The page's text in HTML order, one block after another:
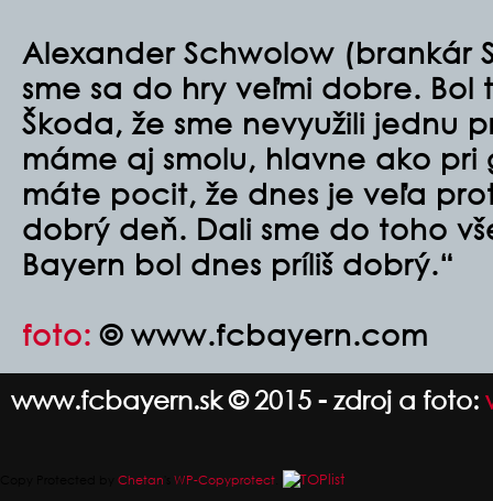
Alexander Schwolow (brankár
sme sa do hry veľmi dobre. Bol
Škoda, že sme nevyužili jednu
máme aj smolu, hlavne ako pri
máte pocit, že dnes je veľa
dobrý deň. Dali sme do toho
Bayern bol dnes príliš dobrý.“
foto:© www.fcbayern.com
www.fcbayern.sk © 2015 - zdroj a foto:
Chetan WP-Copyprotect